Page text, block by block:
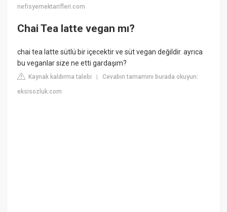
nefisyemektarifleri.com
Chai Tea latte vegan mı?
chai tea latte sütlü bir içecektir ve süt vegan değildir. ayrıca
bu veganlar size ne etti gardaşım?
Kaynak kaldırma talebi |Cevabın tamamını burada okuyun:
eksisozluk.com